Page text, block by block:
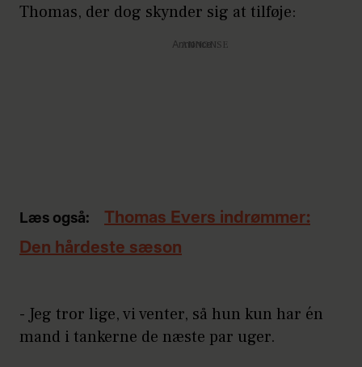
Thomas, der dog skynder sig at tilføje:
Annonce
Læs også:
Thomas Evers indrømmer:
Den hårdeste sæson
- Jeg tror lige, vi venter, så hun kun har én
mand i tankerne de næste par uger.